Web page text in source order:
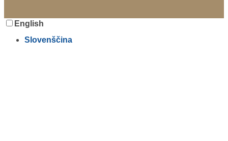
English
Slovenščina